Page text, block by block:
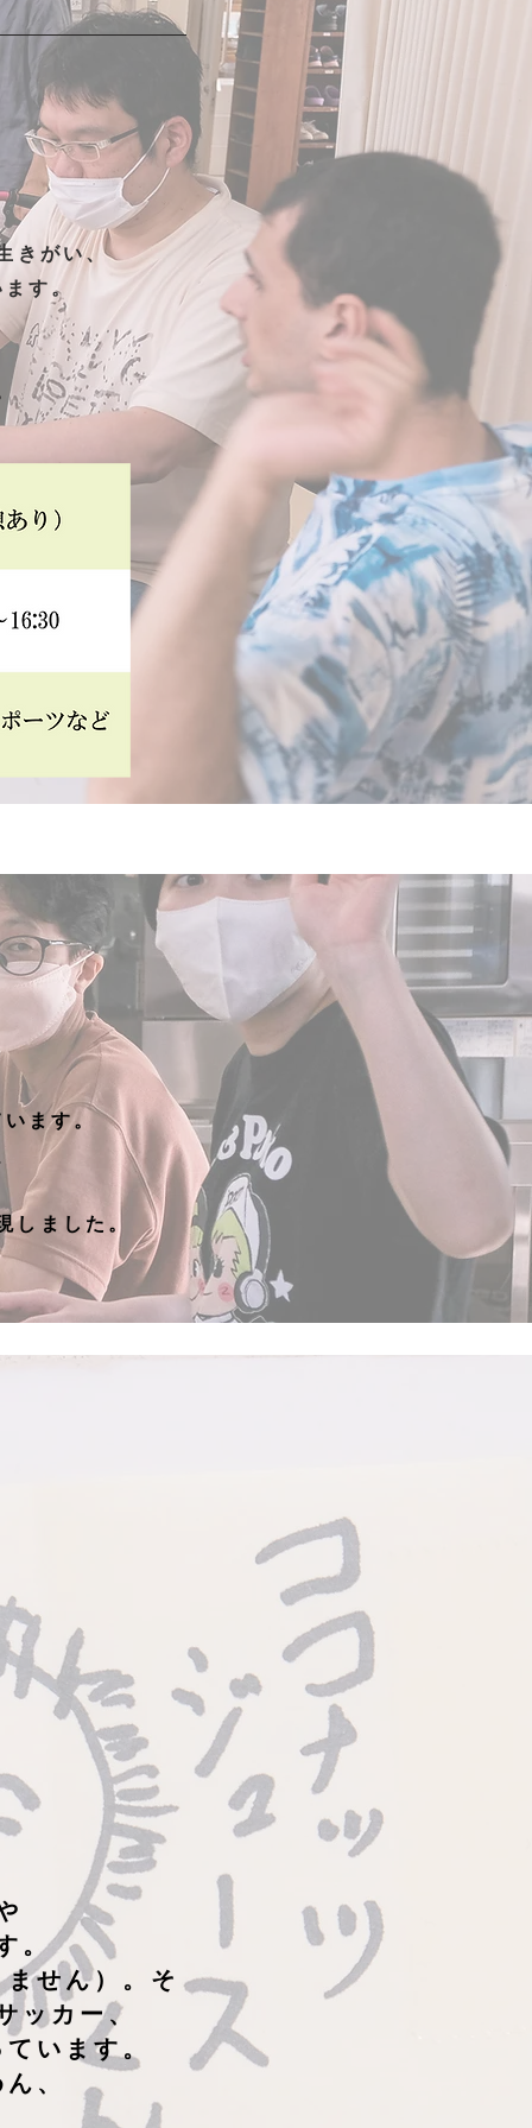
きがい、
す。
ます。
しました。
。
せん）。そ
ッカー、
います。
、